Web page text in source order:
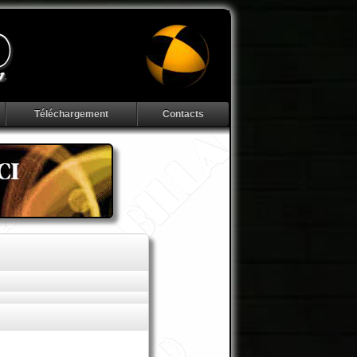
Téléchargement Contacts